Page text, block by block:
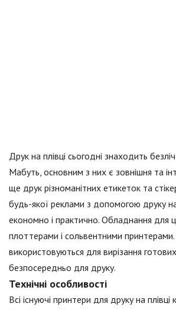
Друк на плівці сьогодні знаходить
Мабуть, основним з них є зовнішня та
ще друк різноманітних етикеток та
будь-якої реклами з допомогою друку на
економно і практично. Обладнання для
плоттерами і сольвентними
використовуються для вирізання
безпосередньо для друку.
Технічні особливості
Всі існуючі принтери для друку на плівці